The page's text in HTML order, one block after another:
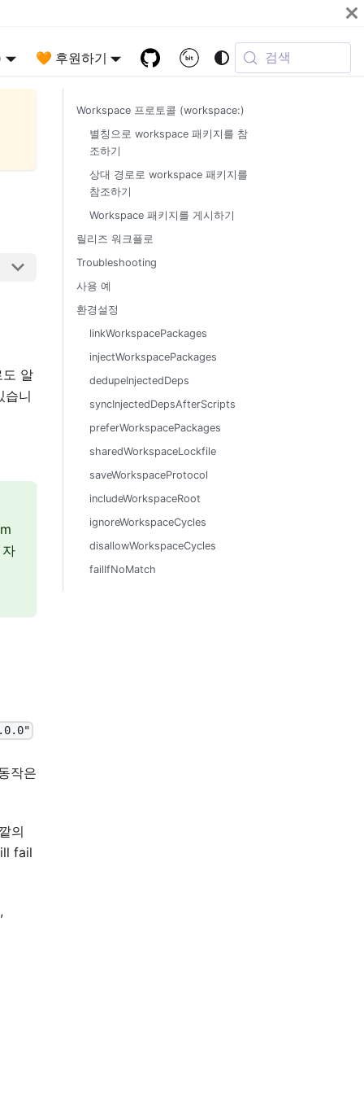
🧡 후원하기 검색
알
습니
작은
의
fail
Workspace 프로토콜 (workspace:)
별칭으로 workspace 패키지를 참
조하기
상대 경로로 workspace 패키지를
참조하기
Workspace 패키지를 게시하기
릴리즈 워크플로
Troubleshooting
사용 예
환경설정
linkWorkspacePackages
injectWorkspacePackages
dedupeInjectedDeps
syncInjectedDepsAfterScripts
preferWorkspacePackages
sharedWorkspaceLockfile
saveWorkspaceProtocol
includeWorkspaceRoot
ignoreWorkspaceCycles
disallowWorkspaceCycles
failIfNoMatch